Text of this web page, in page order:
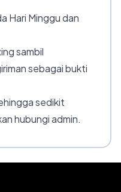
Hari Minggu dan
sambil
sebagai bukti
sedikit
hubungi admin.